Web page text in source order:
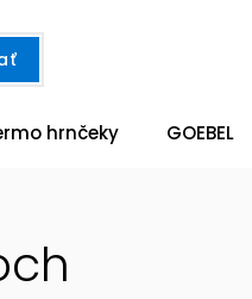
hrnčeky GOEBEL